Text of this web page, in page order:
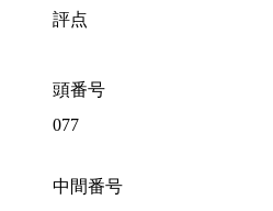
評点
頭番号
077
中間番号